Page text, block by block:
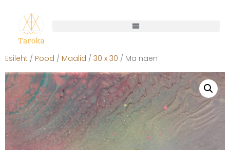
Esileht / Pood / Maalid / 30 x 30 / Ma näen